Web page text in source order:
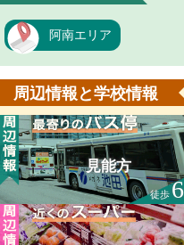
阿南エリア
周辺情報と学校情報
見能方
徒歩6